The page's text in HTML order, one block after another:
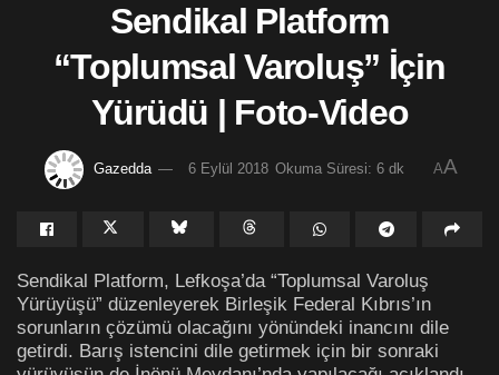
Sendikal Platform
“Toplumsal Varoluş” İçin
Yürüdü | Foto-Video
Gazedda 6 Eylül 2018 Okuma Süresi: 6 dk AA
Sendikal Platform, Lefkoşa’da “Toplumsal Varoluş
Yürüyüşü” düzenleyerek Birleşik Federal Kıbrıs’ın
sorunların çözümü olacağını yönündeki inancını dile
getirdi. Barış istencini dile getirmek için bir sonraki